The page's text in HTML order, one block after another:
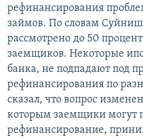
рефинансирования
займов. По словам
рассмотрено до 50
заемщиков. Некоторые
банка, не подпадают под
рефинансирования по
сказал, что вопрос
которым заемщики могут
рефинансирование,